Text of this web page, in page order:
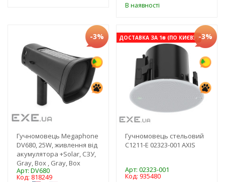
В наявності
-3%
Гучномовець Megaphone
DV680, 25W, живлення від
акумулятора +Solar, СЗУ,
Gray, Box , Gray, Box
Арт: DV680
Код: 818249
ДОСТАВКА ЗА 1₴ (ПО КИЄВУ)-3%
Гучномовець стельовий
C1211-E 02323-001 AXIS
Арт: 02323-001
Код: 935480